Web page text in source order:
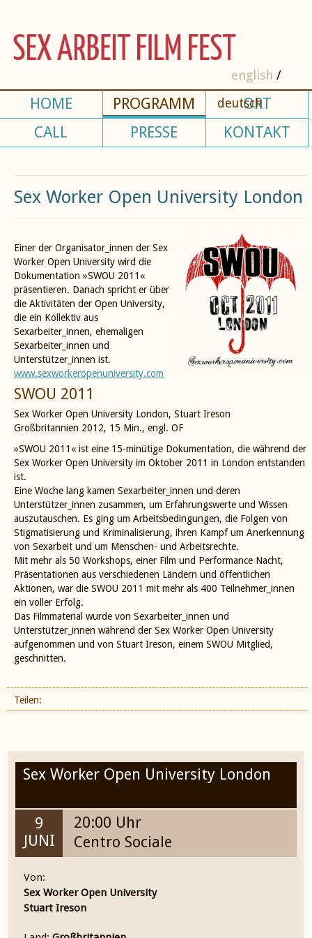
HOME PROGRAMM
ORT
CALL
PRESSE KONTAKT
english
deutsch
Sex Worker Open University London
Einer der Organisator_innen der Sex
Worker Open University wird die
Dokumentation »SWOU 2011«
präsentieren. Danach spricht er über
die Aktivitäten der Open University,
die ein Kollektiv aus
Sexarbeiter_innen, ehemaligen
Sexarbeiter_innen und
Unterstützer_innen ist.
www.sexworkeropenuniversity.com
SWOU 2011
Sex Worker Open University London, Stuart Ireson
Großbritannien 2012, 15 Min., engl. OF
»SWOU 2011« ist eine 15-minütige Dokumentation, die während der
Sex Worker Open University im Oktober 2011 in London entstanden
ist.
Eine Woche lang kamen Sexarbeiter_innen und deren
Unterstützer_innen zusammen, um Erfahrungswerte und Wissen
auszutauschen. Es ging um Arbeitsbedingungen, die Folgen von
Stigmatisierung und Kriminalisierung, ihren Kampf um Anerkennung
von Sexarbeit und um Menschen- und Arbeitsrechte.
Mit mehr als 50 Workshops, einer Film und Performance Nacht,
Präsentationen aus verschiedenen Ländern und öffentlichen
Aktionen, war die SWOU 2011 mit mehr als 400 Teilnehmer_innen
ein voller Erfolg.
Das Filmmaterial wurde von Sexarbeiter_innen und
Unterstützer_innen während der Sex Worker Open University
aufgenommen und von Stuart Ireson, einem SWOU Mitglied,
geschnitten.
Teilen:
Sex Worker Open University London
9
JUNI
20:00 Uhr
Centro Sociale
Von:
Sex Worker Open University
Stuart Ireson